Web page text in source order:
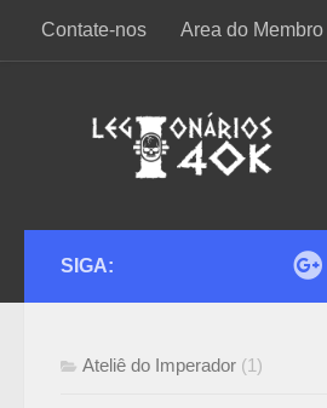
Skip to content
Contate-nos Area do Membro
SIGA:
Ateliê do Imperador (1)